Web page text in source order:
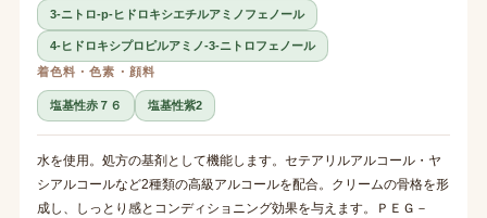
3-ニトロ-p-ヒドロキシエチルアミノフェノール
4-ヒドロキシプロピルアミノ-3-ニトロフェノール
着色料・色素・顔料
塩基性赤７６ 塩基性紫2
水を使用。処方の基剤として機能します。セテアリルアルコール・ヤ
シアルコールなど2種類の高級アルコールを配合。クリームの骨格を形
成し、しっとり感とコンディショニング効果を与えます。ＰＥＧ－